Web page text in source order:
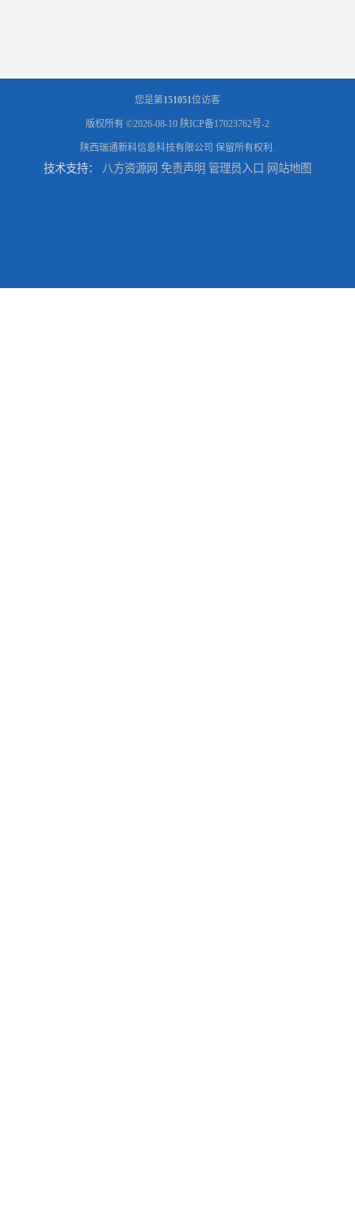
您是第151051位访客
版权所有 ©2026-08-10 陕ICP备17023762号-2
陕西瑞通新科信息科技有限公司 保留所有权利.
技术支持： 八方资源网 免责声明 管理员入口 网站地图